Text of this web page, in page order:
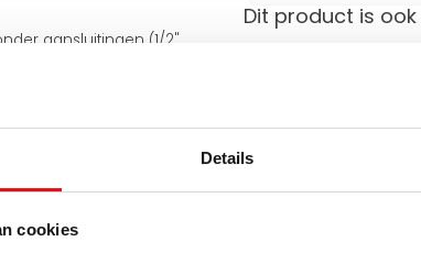
Details
cookies
aansluitingen (1/2"
onderkant van 50 mm.
J-consoles
ook aan de
bestaande leidingen en
Dit product is